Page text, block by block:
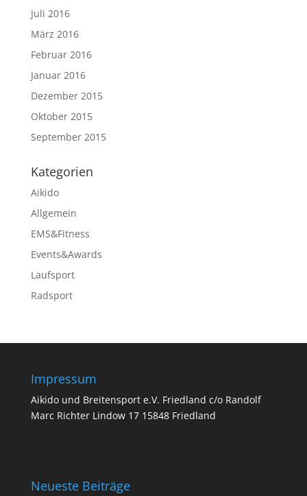
Juli 2016
März 2016
Februar 2016
Januar 2016
Dezember 2015
Oktober 2015
September 2015
Kategorien
Aikido
Allgemein
EMS&Fitness
Events&Awards
Laufsport
Radsport
Impressum
Aikido und Breitensport e.V. Friedland c/o Randolf
Marc Richter Lindow 17 15848 Friedland
Neueste Beiträge